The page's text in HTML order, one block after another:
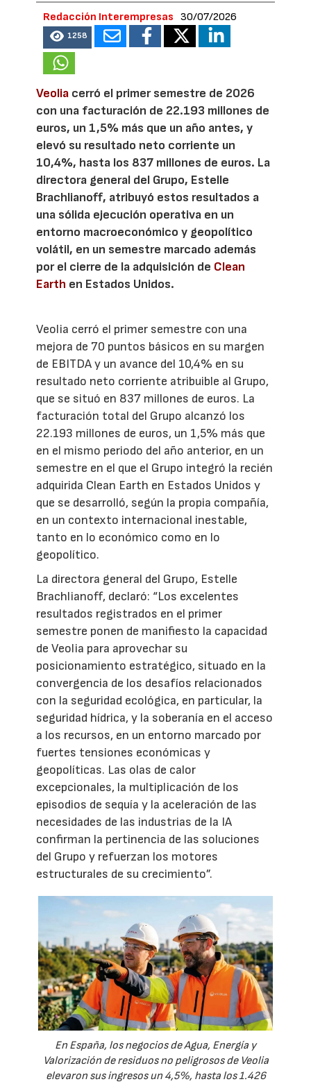
Redacción Interempresas 30/07/2026
1258
Veolia cerró el primer semestre de 2026
con una facturación de 22.193 millones de
euros, un 1,5% más que un año antes, y
elevó su resultado neto corriente un
10,4%, hasta los 837 millones de euros. La
directora general del Grupo, Estelle
Brachlianoff, atribuyó estos resultados a
una sólida ejecución operativa en un
entorno macroeconómico y geopolítico
volátil, en un semestre marcado además
por el cierre de la adquisición de Clean
Earth en Estados Unidos.
Veolia cerró el primer semestre con una
mejora de 70 puntos básicos en su margen
de EBITDA y un avance del 10,4% en su
resultado neto corriente atribuible al Grupo,
que se situó en 837 millones de euros. La
facturación total del Grupo alcanzó los
22.193 millones de euros, un 1,5% más que
en el mismo periodo del año anterior, en un
semestre en el que el Grupo integró la recién
adquirida Clean Earth en Estados Unidos y
que se desarrolló, según la propia compañía,
en un contexto internacional inestable,
tanto en lo económico como en lo
geopolítico.
La directora general del Grupo, Estelle
Brachlianoff, declaró: “Los excelentes
resultados registrados en el primer
semestre ponen de manifiesto la capacidad
de Veolia para aprovechar su
posicionamiento estratégico, situado en la
convergencia de los desafíos relacionados
con la seguridad ecológica, en particular, la
seguridad hídrica, y la soberanía en el acceso
a los recursos, en un entorno marcado por
fuertes tensiones económicas y
geopolíticas. Las olas de calor
excepcionales, la multiplicación de los
episodios de sequía y la aceleración de las
necesidades de las industrias de la IA
confirman la pertinencia de las soluciones
del Grupo y refuerzan los motores
estructurales de su crecimiento”.
En España, los negocios de Agua, Energía y
Valorización de residuos no peligrosos de Veolia
elevaron sus ingresos un 4,5%, hasta los 1.426